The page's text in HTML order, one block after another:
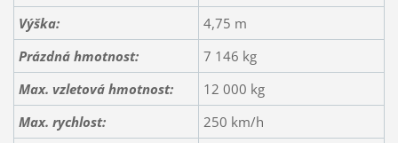
Výška:
4,75 m
Prázdná hmotnost:
7 146 kg
Max. vzletová hmotnost:
12 000 kg
Max. rychlost:
250 km/h